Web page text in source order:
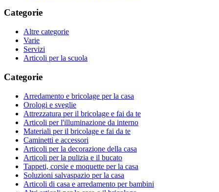
Categorie
Altre categorie
Varie
Servizi
Articoli per la scuola
Categorie
Arredamento e bricolage per la casa
Orologi e sveglie
Attrezzatura per il bricolage e fai da te
Articoli per l'illuminazione da interno
Materiali per il bricolage e fai da te
Caminetti e accessori
Articoli per la decorazione della casa
Articoli per la pulizia e il bucato
Tappeti, corsie e moquette per la casa
Soluzioni salvaspazio per la casa
Articoli di casa e arredamento per bambini